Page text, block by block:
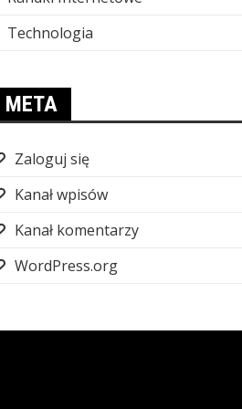
Technologia
META
Zaloguj się
Kanał wpisów
Kanał komentarzy
WordPress.org